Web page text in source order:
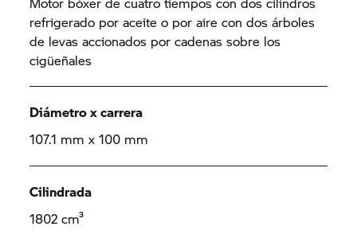
refrigerado por aceite o por aire con dos árboles
de levas accionados por cadenas sobre los
cigüeñales
Diámetro x carrera
107.1 mm x 100 mm
Cilindrada
1802 cm³